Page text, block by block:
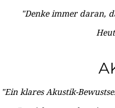
"Denke immer daran,
"Ein klares Akustik-